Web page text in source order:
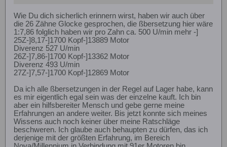
Wie Du dich sicherlich erinnern wirst, haben wir auch über
die 26 Zähne Glocke gesprochen, die ßbersetzung hier wäre
1:7,86 folglich haben wir pro Zahn ca. 500 U/min mehr -]
25Z-]8,17-]1700 Kopf-]13889 Motor
Diverenz 527 U/min
26Z-]7,86-]1700 Kopf-]13362 Motor
Diverenz 493 U/min
27Z-]7,57-]1700 Kopf-]12869 Motor
Da ich alle ßbersetzungen in der Regel auf Lager habe, kann
es mir eigentlich egal sein was der einzelne kauft. Ich bin
aber ein hilfsbereiter Mensch und gebe gerne meine
Erfahrungen an andere weiter. Bis jetzt konnte sich meines
Wissens auch noch keiner über meine Ratschläge
beschweren. Ich glaube auch behaupten zu dürfen, das ich
derjenige mit der größten Erfahrung, im Bereich